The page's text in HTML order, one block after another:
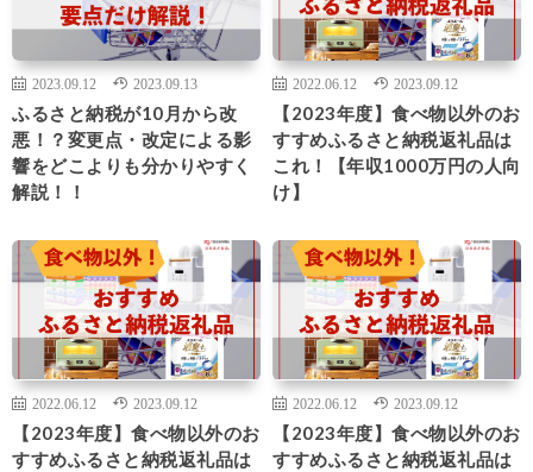
2023.09.12 2023.09.13
ふるさと納税が10月から改
悪！？変更点・改定による影
響をどこよりも分かりやすく
解説！！
2022.06.12 2023.09.12
【2023年度】食べ物以外のお
すすめふるさと納税返礼品は
これ！【年収1000万円の人向
け】
2022.06.12 2023.09.12
【2023年度】食べ物以外のお
すすめふるさと納税返礼品は
2022.06.12 2023.09.12
【2023年度】食べ物以外のお
すすめふるさと納税返礼品は